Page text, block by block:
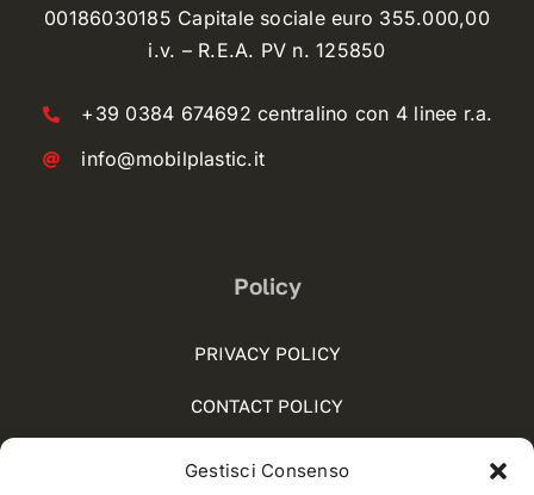
Gestisci Consenso
00186030185 Capitale sociale euro 355.000,00
i.v. – R.E.A. PV n. 125850
+39 0384 674692 centralino con 4 linee r.a.
info@mobilplastic.it
Policy
PRIVACY POLICY
CONTACT POLICY
COOKIE POLICY (UE)